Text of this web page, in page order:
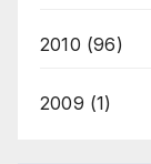
2010 (96)
2009 (1)